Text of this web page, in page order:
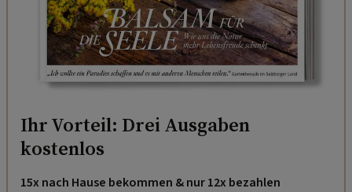
Ihr Vorteil: Drei Ausgaben
kostenlos
15x nach Hause bekommen & nur 12x bezahlen